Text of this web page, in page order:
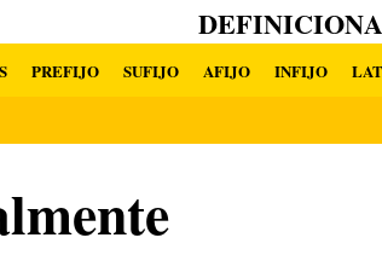
DEFINICIONA
PREFIJO SUFIJO AFIJO INFIJO